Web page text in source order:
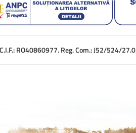
RO40860977. Reg. Com.: J52/524/